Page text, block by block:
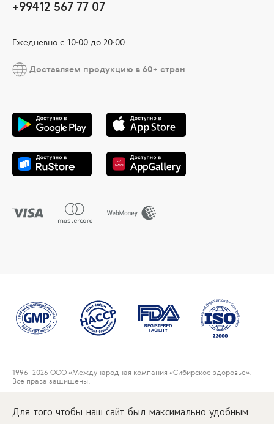
Для того чтобы наш сайт был максимально удобным
+99412 567 77 07
Ежедневно с 10:00 до 20:00
Доставляем продукцию в 60+ стран
1996–2026 ООО «Международная компания «Сибирское здоровье».
Все права защищены.
www.siberianwellness.com.